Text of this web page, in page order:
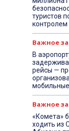
туристов
контролем
Важное
В
рейсы —
Важное
«Комета»
ходить из